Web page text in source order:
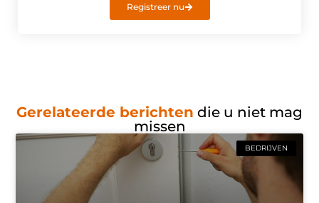
Registreer nu
Gerelateerde berichten die u niet mag
missen
BEDRIJVEN